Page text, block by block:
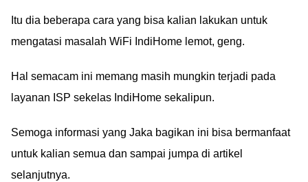
Itu dia beberapa cara yang bisa kalian lakukan untuk
mengatasi masalah WiFi IndiHome lemot, geng.
Hal semacam ini memang masih mungkin terjadi pada
layanan ISP sekelas IndiHome sekalipun.
Semoga informasi yang Jaka bagikan ini bisa bermanfaat
untuk kalian semua dan sampai jumpa di artikel
selanjutnya.